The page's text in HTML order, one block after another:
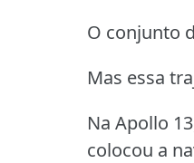
O conjunto
Mas essa
Na Apollo
colocou a